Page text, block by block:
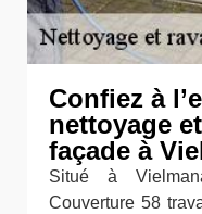
Confiez à
nettoyage
façade à
Situé à
Couverture 58